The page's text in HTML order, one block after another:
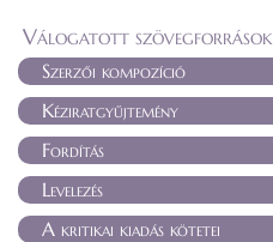
Válogatott szövegforrások
Szerzői kompozíció
Kéziratgyűjtemény
Fordítás
Levelezés
A kritikai kiadás kötetei